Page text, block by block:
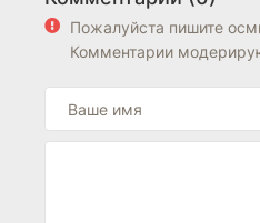
Пожалуйста пишите
Комментарии